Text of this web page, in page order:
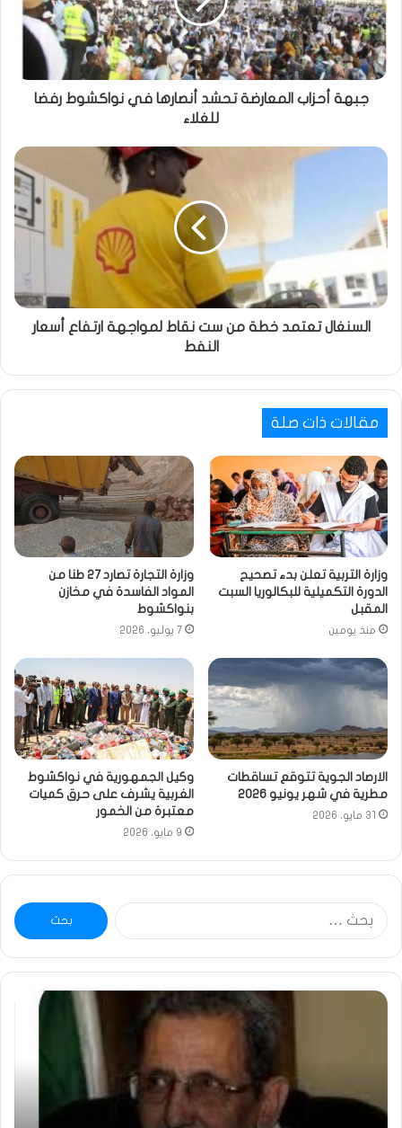
جبهة أحزاب المعارضة تحشد أنصارها في نواكشوط رفضا
للغلاء
السنغال تعتمد خطة من ست نقاط لمواجهة ارتفاع أسعار
النفط
مقالات ذات صلة
وزارة التربية تعلن بدء تصحيح
الدورة التكميلية للبكالوريا السبت
المقبل
منذ يومين
وزارة التجارة تصارد 27 طنا من
المواد الفاسدة في مخازن
بنواكشوط
7 يوليو، 2026
الارصاد الجوية تتوقع تساقطات
مطرية في شهر يونيو 2026
31 مايو، 2026
وكيل الجمهورية في نواكشوط
الغربية يشرف على حرق كميات
معتبرة من الخمور
9 مايو، 2026
البحث
عن:
ومضة
بالحقيقة…/
الشريف